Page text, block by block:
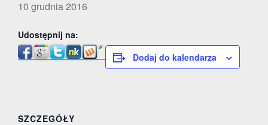
10 grudnia 2016
Udostępnij na:
Dodaj do kalendarza
SZCZEGÓŁY